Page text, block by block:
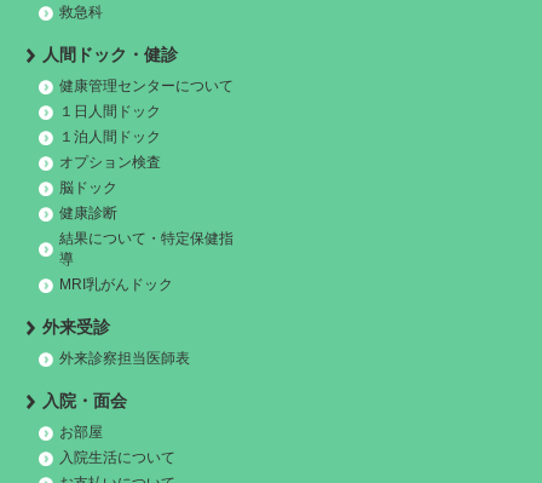
救急科
人間ドック・健診
健康管理センターについて
１日人間ドック
１泊人間ドック
オプション検査
脳ドック
健康診断
結果について・特定保健指
導
MRI乳がんドック
外来受診
外来診察担当医師表
入院・面会
お部屋
入院生活について